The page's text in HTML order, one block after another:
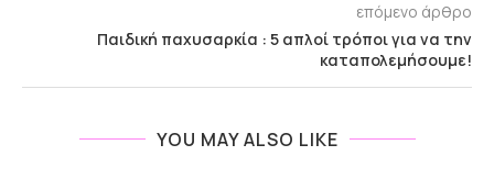
επόμενο άρθρο
Παιδική παχυσαρκία : 5 απλοί τρόποι για να την
καταπολεμήσουμε!
YOU MAY ALSO LIKE